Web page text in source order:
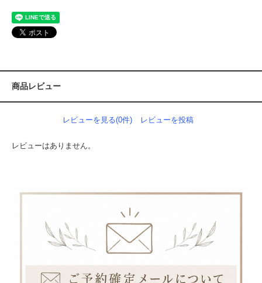
商品レビュー
レビューを見る(0件) レビューを投稿
レビューはありません。